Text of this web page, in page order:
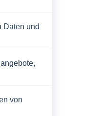
Daten und
von